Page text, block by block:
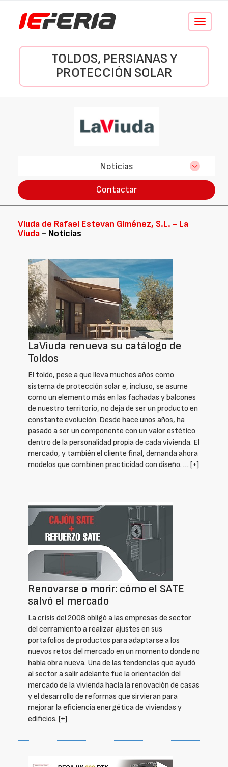
Conmutar
TOLDOS, PERSIANAS Y
PROTECCIÓN SOLAR
Noticias
Contactar
Viuda de Rafael Estevan Giménez, S.L. - La
Viuda - Noticias
LaViuda renueva su catálogo de
Toldos
El toldo, pese a que lleva muchos años como
sistema de protección solar e, incluso, se asume
como un elemento más en las fachadas y balcones
de nuestro territorio, no deja de ser un producto en
constante evolución. Desde hace unos años, ha
pasado a ser un componente con un valor estético
dentro de la personalidad propia de cada vivienda. El
mercado, y también el cliente final, demanda ahora
modelos que combinen practicidad con diseño. … [+]
Renovarse o morir: cómo el SATE
salvó el mercado
La crisis del 2008 obligó a las empresas de sector
del cerramiento a realizar ajustes en sus
portafolios de productos para adaptarse a los
nuevos retos del mercado en un momento donde no
había obra nueva. Una de las tendencias que ayudó
al sector a salir adelante fue la orientación del
mercado de la vivienda hacia la renovación de casas
y el desarrollo de reformas que sirvieran para
mejorar la eficiencia energética de viviendas y
edificios. [+]